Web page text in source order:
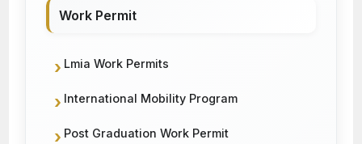
Work Permit
Lmia Work Permits
International Mobility Program
Post Graduation Work Permit